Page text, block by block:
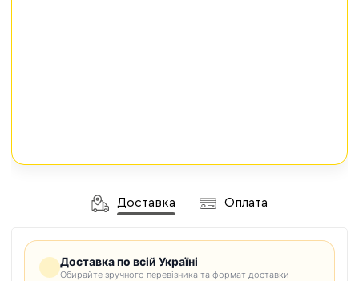
Доставка Оплата
Доставка по всій Україні
Обирайте зручного перевізника та формат доставки